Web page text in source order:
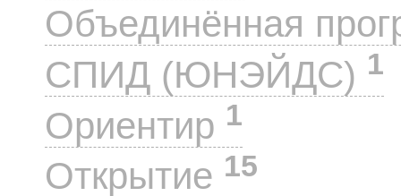
Объединённая
СПИД (ЮНЭЙДС) 1
Ориентир 1
Открытие 15